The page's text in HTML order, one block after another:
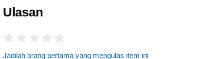
Ulasan
Jadilah orang pertama yang mengulas item ini